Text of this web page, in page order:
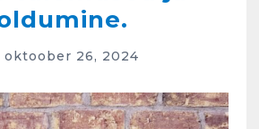
oktoober 26, 2024